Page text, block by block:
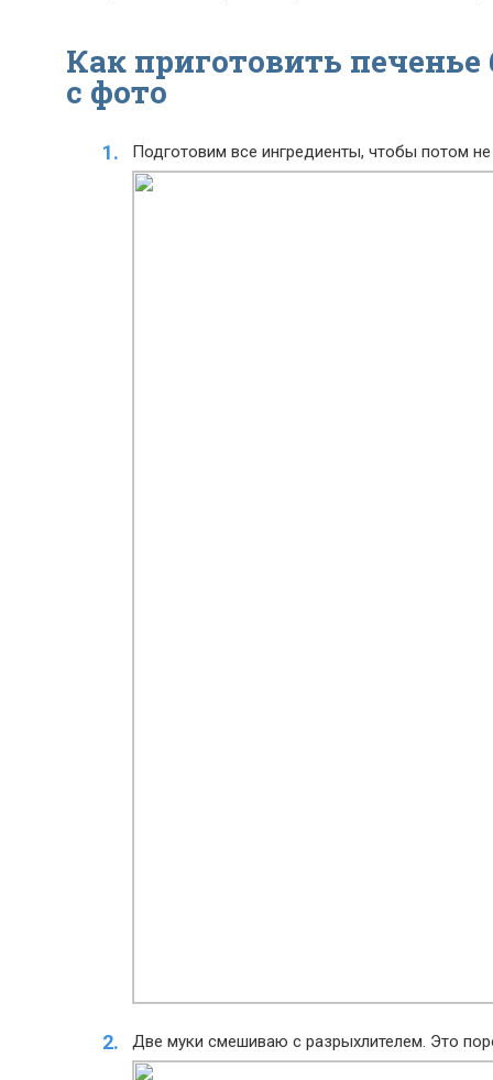
Как приготовить
с фото
Подготовим все ингредиенты, чтобы потом
Две муки смешиваю с разрыхлителем. Это